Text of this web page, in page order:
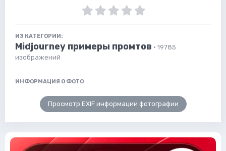
ИЗ КАТЕГОРИИ:
Midjourney примеры промтов · 19785
изображений
ИНФОРМАЦИЯ О ФОТО
Просмотр EXIF информации фотографии